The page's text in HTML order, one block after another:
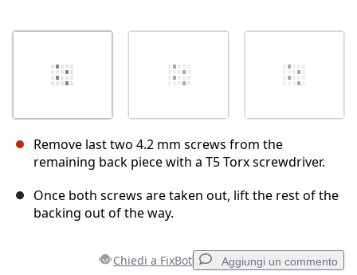
Remove last two 4.2 mm screws from the
remaining back piece with a T5 Torx screwdriver.
Once both screws are taken out, lift the rest of the
backing out of the way.
Chiedi a FixBot Aggiungi un commento